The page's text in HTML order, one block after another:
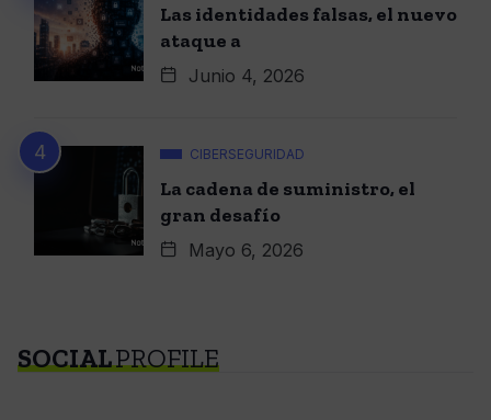
Las identidades falsas, el nuevo
ataque a
Junio 4, 2026
CIBERSEGURIDAD
La cadena de suministro, el
gran desafío
Mayo 6, 2026
SOCIALPROFILE